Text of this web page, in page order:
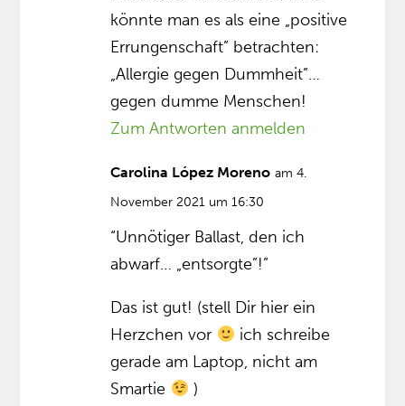
könnte man es als eine „positive
Errungenschaft” betrachten:
„Allergie gegen Dummheit”…
gegen dumme Menschen!
Zum Antworten anmelden
Carolina López Moreno am 4.
November 2021 um 16:30
“Unnötiger Ballast, den ich
abwarf… „entsorgte”!”
Das ist gut! (stell Dir hier ein
Herzchen vor
ich schreibe
gerade am Laptop, nicht am
Smartie
)